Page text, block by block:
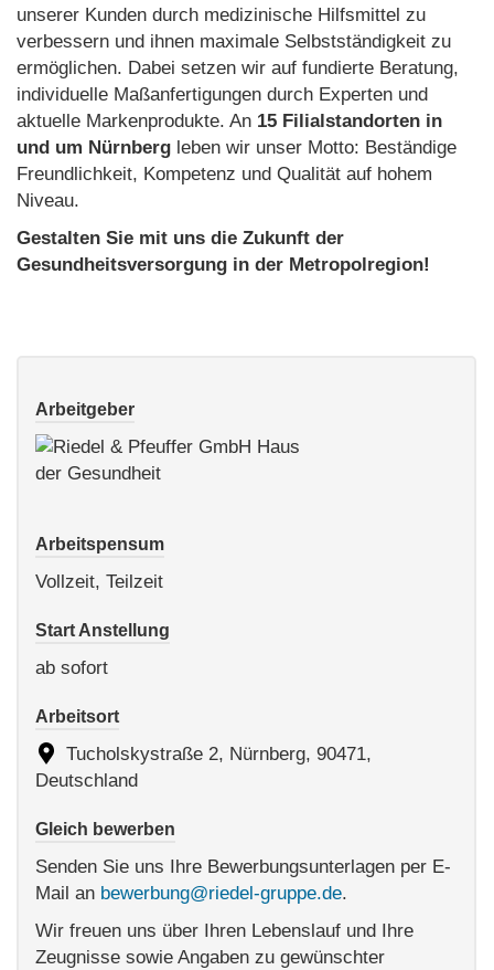
unserer Kunden durch medizinische Hilfsmittel zu
verbessern und ihnen maximale Selbstständigkeit zu
ermöglichen. Dabei setzen wir auf fundierte Beratung,
individuelle Maßanfertigungen durch Experten und
aktuelle Markenprodukte. An 15 Filialstandorten in
und um Nürnberg leben wir unser Motto: Beständige
Freundlichkeit, Kompetenz und Qualität auf hohem
Niveau.
Gestalten Sie mit uns die Zukunft der
Gesundheitsversorgung in der Metropolregion!
Arbeitgeber
Arbeitspensum
Vollzeit, Teilzeit
Start Anstellung
ab sofort
Arbeitsort
Tucholskystraße 2, Nürnberg, 90471,
Deutschland
Gleich bewerben
Senden Sie uns Ihre Bewerbungsunterlagen per E-
Mail an bewerbung@riedel-gruppe.de.
Wir freuen uns über Ihren Lebenslauf und Ihre
Zeugnisse sowie Angaben zu gewünschter